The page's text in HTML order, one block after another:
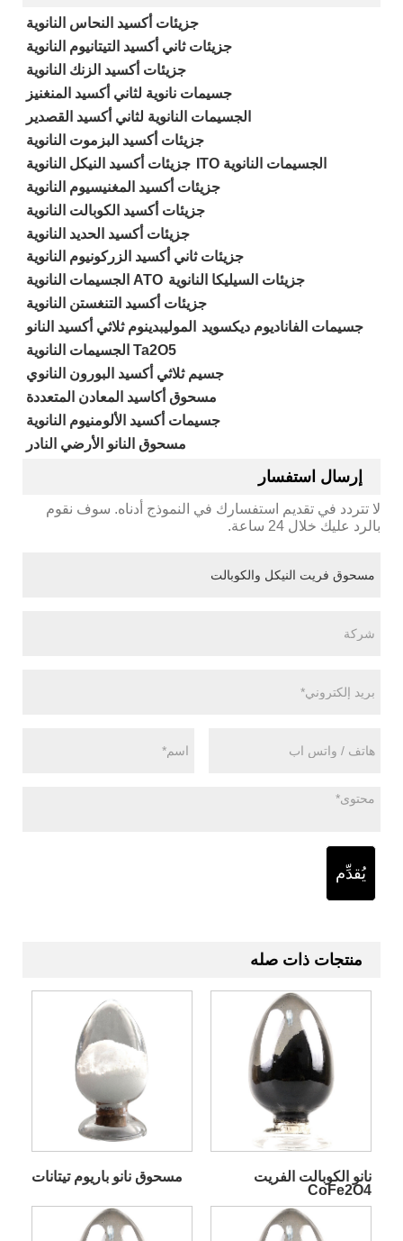
جزيئات أكسيد النحاس النانوية
جزيئات ثاني أكسيد التيتانيوم النانوية
جزيئات أكسيد الزنك النانوية
جسيمات نانوية لثاني أكسيد المنغنيز
الجسيمات النانوية لثاني أكسيد القصدير
جزيئات أكسيد البزموت النانوية
جزيئات أكسيد النيكل النانوية
الجسيمات النانوية ITO
جزيئات أكسيد المغنيسيوم النانوية
جزيئات أكسيد الكوبالت النانوية
جزيئات أكسيد الحديد النانوية
جزيئات ثاني أكسيد الزركونيوم النانوية
ATO الجسيمات النانوية جزيئات السيليكا النانوية
جزيئات أكسيد التنغستن النانوية
الموليبدينوم ثلاثي أكسيد النانو
جسيمات الفاناديوم ديكسويد
Ta2O5 الجسيمات النانوية
جسيم ثلاثي أكسيد البورون النانوي
مسحوق أكاسيد المعادن المتعددة
جسيمات أكسيد الألومنيوم النانوية
مسحوق النانو الأرضي النادر
إرسال استفسار
لا تتردد في تقديم استفسارك في النموذج أدناه. سوف نقوم
بالرد عليك خلال 24 ساعة.
يُقدِّم
منتجات ذات صله
مسحوق نانو باريوم تيتانات
نانو الكوبالت الفريت
CoFe2O4